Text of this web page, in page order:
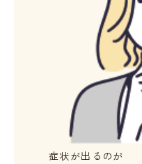
症状が出るのが